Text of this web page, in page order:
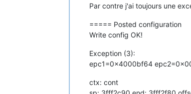
Par contre j'ai toujours une
===== Posted configuration
Write config OK!
Exception (3):
epc1=0x4000bf64
ctx: cont